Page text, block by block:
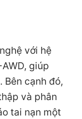
với hệ
giúp
Bên cạnh đó,
và phân
tai nạn một